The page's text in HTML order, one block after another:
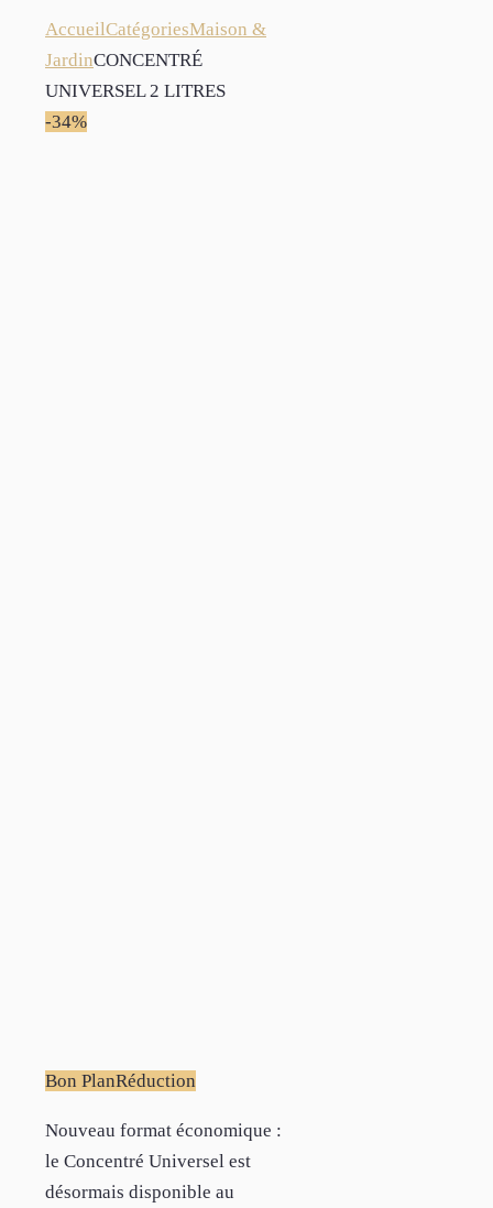
AccueilCatégoriesMaison &
JardinCONCENTRÉ
UNIVERSEL 2 LITRES
-34%
Bon PlanRéduction
Nouveau format économique :
le Concentré Universel est
désormais disponible au